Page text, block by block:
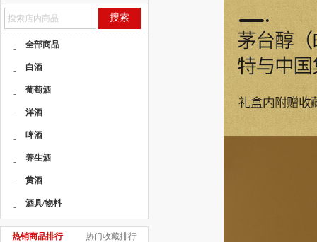
按人气
搜索
- 全部商品
- 白酒
- 葡萄酒
- 洋酒
- 啤酒
- 养生酒
- 黄酒
- 酒具/物料
热销商品排行 热门收藏排行